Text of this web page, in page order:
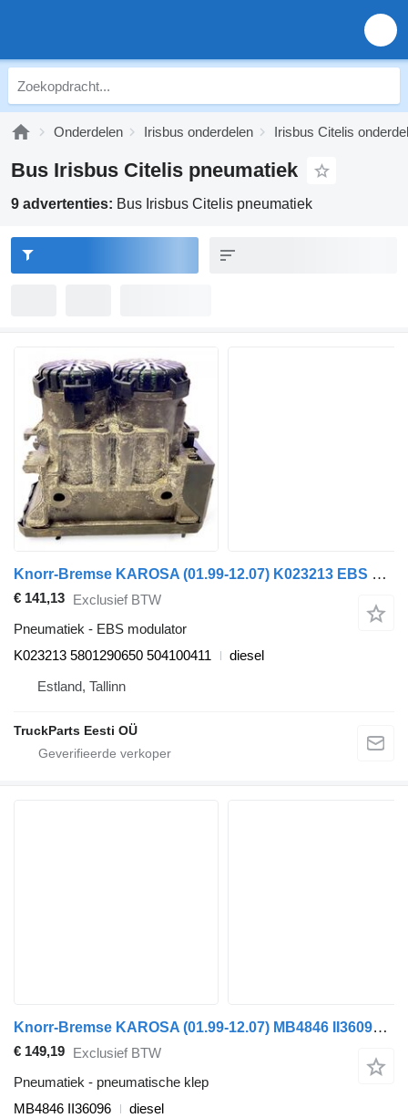
Onderdelen Irisbus onderdelen Irisbus Citelis
Bus Irisbus Citelis pneumatiek
9 advertenties: Bus Irisbus Citelis pneumatiek
Knorr-Bremse KAROSA (01.99-12.07) K023213 EBS modulator voor Irisbus Access, Evadys, Axer, Karosa, Recreo, Domino, Agora, Citelis, Eurorider (1999-)
€ 141,13 Exclusief BTW
Pneumatiek - EBS modulator
K023213 5801290650 504100411
diesel
Estland, Tallinn
TruckParts Eesti OÜ
Knorr-Bremse KAROSA (01.99-12.07) MB4846 II36096 pneumatische klep voor Irisbus Access, Evadys, Axer, Karosa, Recreo, Domino, Agora, Citelis, Eurorider (1999-)
€ 149,19 Exclusief BTW
Pneumatiek - pneumatische klep
MB4846 II36096
diesel